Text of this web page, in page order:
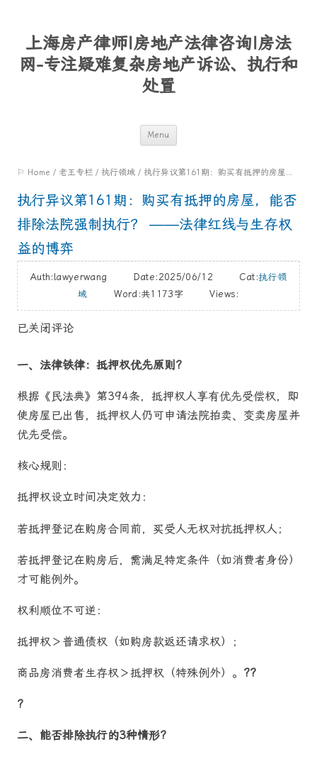
上海房产律师|房地产法律咨询|房法
网-专注疑难复杂房地产诉讼、执行和
处置
Menu
content
⚐ Home / 老王专栏 / 执行领域 / 执行异议第161期：购买有抵押的房屋，能否排除法院强制执行？ ——法律红线与生存权益的博弈
执行异议第161期：购买有抵押的房屋，能否
排除法院强制执行？ ——法律红线与生存权
益的博弈
Auth:lawyerwang Date:2025/06/12 Cat:执行领
域 Word:共1173字 Views:
已关闭评论
一、法律铁律：抵押权优先原则?
根据《民法典》第394条，抵押权人享有优先受偿权，即
使房屋已出售，抵押权人仍可申请法院拍卖、变卖房屋并
优先受偿。
核心规则：
抵押权设立时间决定效力：
若抵押登记在购房合同前，买受人无权对抗抵押权人；
若抵押登记在购房后，需满足特定条件（如消费者身份）
才可能例外。
权利顺位不可逆：
抵押权＞普通债权（如购房款返还请求权）；
商品房消费者生存权＞抵押权（特殊例外）。 ??
?
二、能否排除执行的3种情形?